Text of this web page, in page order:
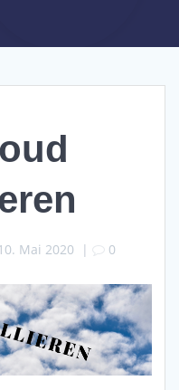
Mai 2020 | 0